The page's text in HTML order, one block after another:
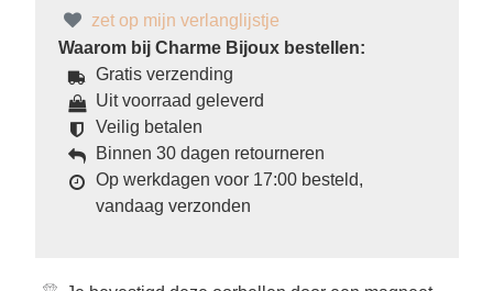
zet op mijn verlanglijstje
Waarom bij Charme Bijoux bestellen:
Gratis verzending
Uit voorraad geleverd
Veilig betalen
Binnen 30 dagen retourneren
Op werkdagen voor 17:00 besteld,
vandaag verzonden